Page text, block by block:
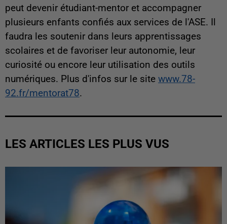
peut devenir étudiant-mentor et accompagner
plusieurs enfants confiés aux services de l'ASE. Il
faudra les soutenir dans leurs apprentissages
scolaires et de favoriser leur autonomie, leur
curiosité ou encore leur utilisation des outils
numériques. Plus d'infos sur le site www.78-
92.fr/mentorat78.
LES ARTICLES LES PLUS VUS